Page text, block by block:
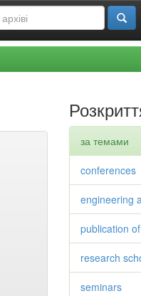
за темами
conferences
engineering
publication
research
seminars